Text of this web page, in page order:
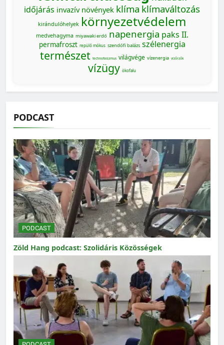
időjárás invazív növények klíma klímaváltozás
kirándulóhelyek környezetvédelem
medvehagyma miyawaki erdő napenergia paks II.
permafroszt repülő mókus szendőfi balázs szélenergia
természet technofasizmus világvége vízenergia vízőrzők
vízügy ökofalu
PODCAST
PODCAST
Zöld Hang podcast: Szolidáris Közösségek